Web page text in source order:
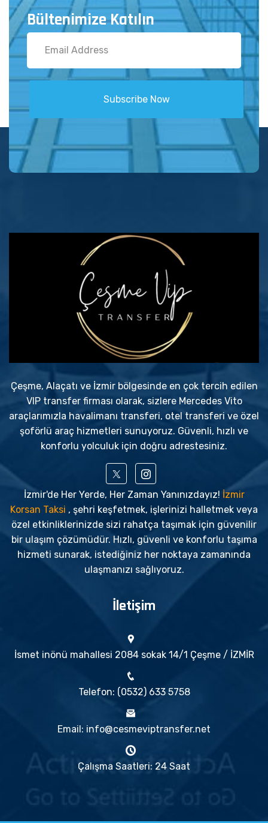
Bültenimize Katılın
Subscribe Now
Çeşme, Alaçatı ve İzmir bölgesinde en çok tercih edilen
VIP transfer firması olarak, sizlere Mercedes Vito
araçlarımızla havalimanı transferi, otel transferi ve özel
şoförlü araç hizmetleri sunuyoruz. Güvenli, hızlı ve
konforlu yolculuk için doğru adrestesiniz.
İzmir'de Her Yerde, Her Zaman Yanınızdayız! İzmir
Korsan Taksi , şehri keşfetmek, işlerinizi halletmek veya
özel etkinliklerinizde sizi rahatça taşımak için güvenilir
bir ulaşım çözümüdür. Hızlı, güvenli ve konforlu taşıma
hizmeti sunarak, istediğiniz her noktaya zamanında
ulaşmanızı sağlıyoruz.
İletişim
İsmet inönü mahallesi 2084 sokak 14/1 Çeşme / İZMİR
Telefon: (0532) 633 5758
Email: info@cesmeviptransfer.net
Çalışma Saatleri: 24 Saat